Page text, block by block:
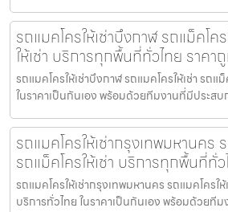
รถแมคโครให้เช่าบึงกาฬ รถแม็คโค
ให้เช่า บริการทุกพื้นที่ทั่วไทย ราคา
รถแมคโครให้เช่าบึงกาฬ รถแมคโครให้เช่า รถแ
ในราคาเป็นกันเอง พร้อมด้วยทีมงานที่มีประสบ
รถแมคโครให้เช่ากรุงเทพมหานคร
รถแม็คโครให้เช่า บริการทุกพื้นที่ทั่
รถแมคโครให้เช่ากรุงเทพมหานคร รถแมคโครใ
บริการทั่วไทย ในราคาเป็นกันเอง พร้อมด้วยที